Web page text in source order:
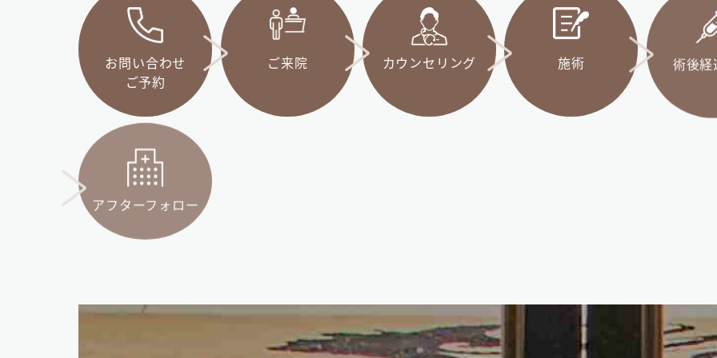
お問い合わせ
ご予約
ご来院 カウンセリング 施術 術後
アフターフォロー